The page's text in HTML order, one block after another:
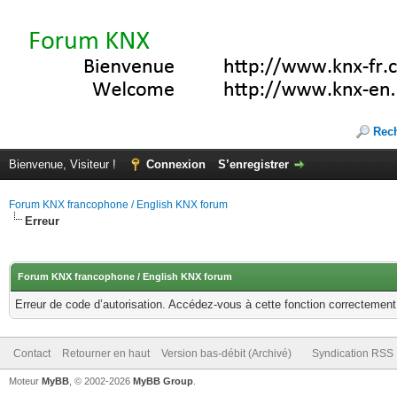
Bienvenue, Visiteur ! Connexion S’enregistrer
Forum KNX francophone / English KNX forum
Erreur
Forum KNX francophone / English KNX forum
Erreur de code d’autorisation. Accédez-vous à cette fonction
Contact Retourner en haut Version bas-débit (Archivé) Syndication RSS
Moteur MyBB , © 2002-2026 MyBB Group